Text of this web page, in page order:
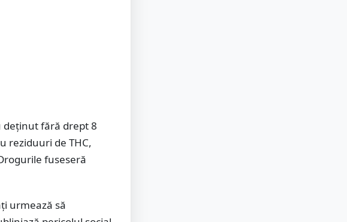
deținut fără drept 8
reziduuri de THC,
fuseseră
urmează să